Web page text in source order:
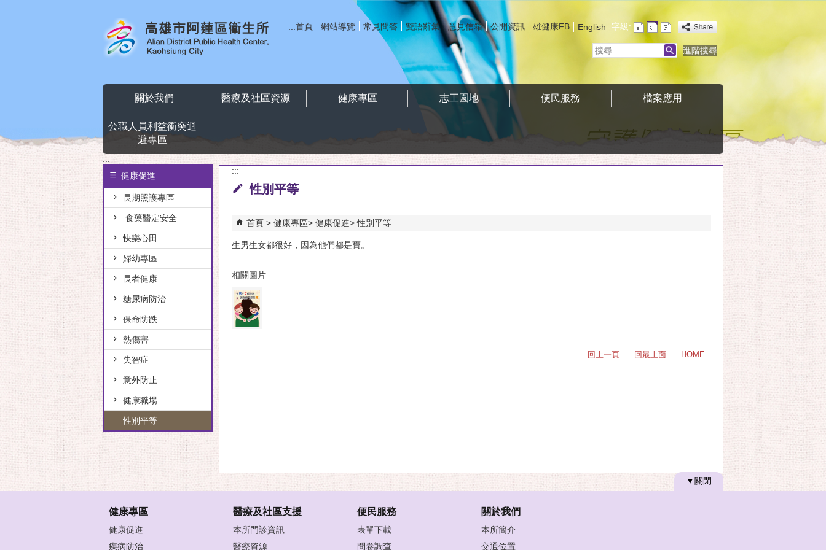
:::首頁 網站導覽 常見問答 雙語辭彙 意見信箱 公開資訊 雄健康FB English 字級:
搜
進階搜尋
關於我們 醫療及社區資源 健康專區 志工園地 便民服務 檔案應用
公職人員利益衝突迴
避專區
:::
健康促進
長期照護專區
食藥醫定安全
快樂心田
婦幼專區
長者健康
糖尿病防治
保命防跌
熱傷害
失智症
意外防止
健康職場
性別平等
:::
性別平等
首頁 健康專區 健康促進 性別平等
生男生女都很好，因為他們都是寶。
相關圖片
回上一頁 回最上面 HOME
▼關閉
健康專區
健康促進
疾病防治
醫療及社區支援
本所門診資訊
醫療資源
便民服務
表單下載
問卷調查
關於我們
本所簡介
交通位置